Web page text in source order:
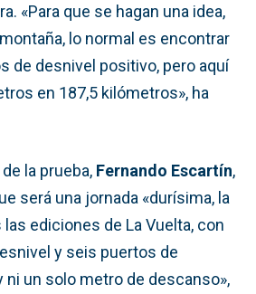
«Para que se hagan una idea,
lo normal es encontrar
de desnivel positivo, pero aquí
en 187,5 kilómetros», ha
la prueba, Fernando Escartín,
será una jornada «durísima, la
ediciones de La Vuelta, con
y seis puertos de
ni un solo metro de descanso»,